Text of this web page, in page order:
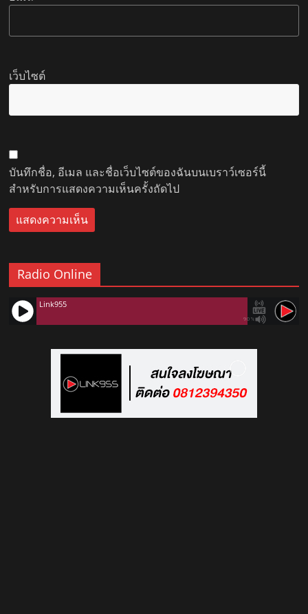
เว็บไซต์
บันทึกชื่อ, อีเมล และชื่อเว็บไซต์ของฉันบนเบราว์เซอร์นี้
สำหรับการแสดงความเห็นครั้งถัดไป
Radio Online
90%
Link955